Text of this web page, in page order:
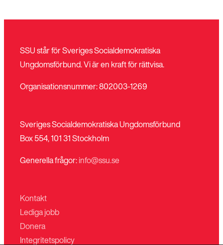
SSU står för Sveriges Socialdemokratiska
Ungdomsförbund. Vi är en kraft för rättvisa.
Organisationsnummer: 802003-1269
Sveriges Socialdemokratiska Ungdomsförbund
Box 554, 101 31 Stockholm
Generella frågor:info@ssu.se
Kontakt
Lediga jobb
Donera
Integritetspolicy